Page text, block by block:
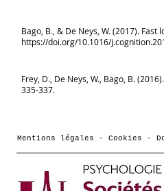
Bago, B., & De Neys, W. (2017).
https://doi.org/10.1016/
Frey, D., De Neys, W., Bago, B.
335-337.
Mentions légales - Cookies -